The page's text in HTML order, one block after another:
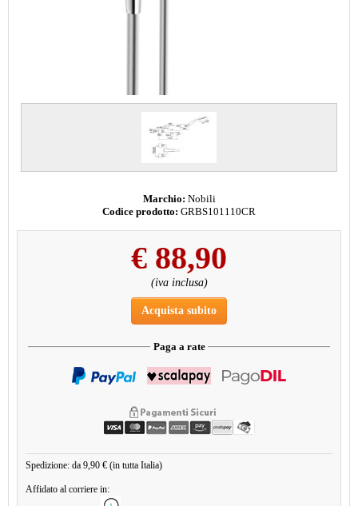
Marchio: Nobili
Codice prodotto: GRBS101110CR
€ 88,90
(iva inclusa)
Acquista subito
Paga a rate
Spedizione: da 9,90 € (in tutta Italia)
Affidato al corriere in: